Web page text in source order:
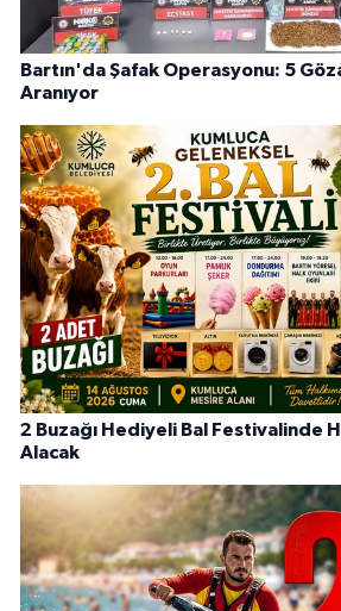
Bartın'da Şafak Operasyonu: 5
Aranıyor
2 Buzağı Hediyeli Bal Festivalinde
Alacak